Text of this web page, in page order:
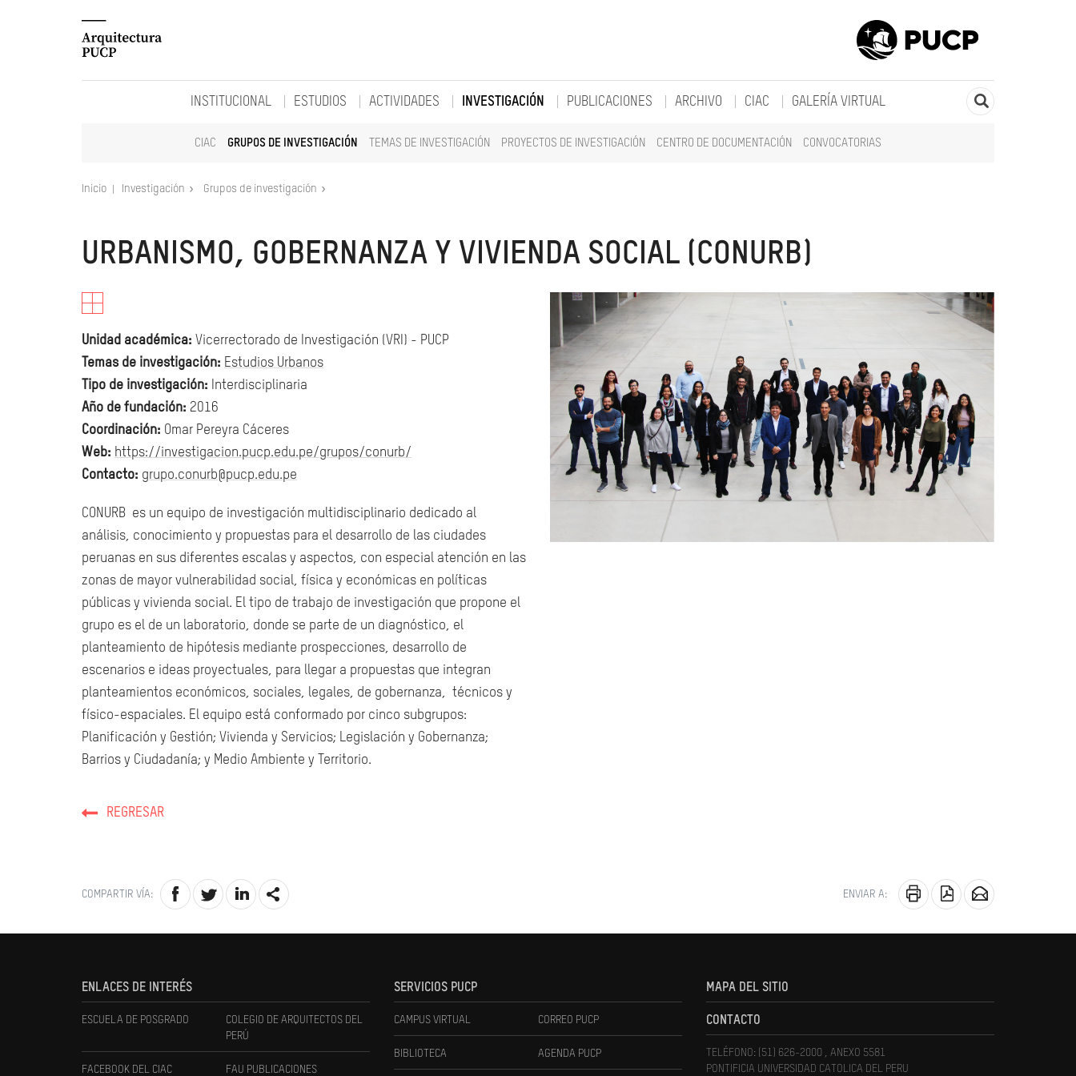
INSTITUCIONAL ESTUDIOS ACTIVIDADES INVESTIGACIÓN
CIAC GRUPOS DE INVESTIGACIÓN TEMAS DE INVESTIGACIÓN PROYECTOS DE INVESTIGACIÓN CENTRO DE DOCUMENTACIÓN CONVOCATORIAS
PUBLICACIONES ARCHIVO CIAC GALERÍA VIRTUAL
Inicio Investigación Grupos de investigación
URBANISMO, GOBERNANZA Y VIVIENDA SOCIAL (CONURB)
Unidad académica: Vicerrectorado de Investigación (VRI) - PUCP
Temas de investigación: Estudios Urbanos
Tipo de investigación: Interdisciplinaria
Año de fundación: 2016
Coordinación: Omar Pereyra Cáceres
Web: https://investigacion.pucp.edu.pe/grupos/conurb/
Contacto: grupo.conurb@pucp.edu.pe
CONURB es un equipo de investigación multidisciplinario dedicado al
análisis, conocimiento y propuestas para el desarrollo de las ciudades
peruanas en sus diferentes escalas y aspectos, con especial atención en las
zonas de mayor vulnerabilidad social, física y económicas en políticas
públicas y vivienda social. El tipo de trabajo de investigación que propone el
grupo es el de un laboratorio, donde se parte de un diagnóstico, el
planteamiento de hipótesis mediante prospecciones, desarrollo de
escenarios e ideas proyectuales, para llegar a propuestas que integran
planteamientos económicos, sociales, legales, de gobernanza, técnicos y
físico-espaciales. El equipo está conformado por cinco subgrupos:
Planificación y Gestión; Vivienda y Servicios; Legislación y Gobernanza;
Barrios y Ciudadanía; y Medio Ambiente y Territorio.
REGRESAR
COMPARTIR VÍA: ENVIAR A:
ENLACES DE INTERÉS
ESCUELA DE POSGRADO
COLEGIO DE ARQUITECTOS DEL
PERÚ
FACEBOOK DEL CIAC FAU PUBLICACIONES
SERVICIOS PUCP
CAMPUS VIRTUAL CORREO PUCP
BIBLIOTECA AGENDA PUCP
MAPA DEL SITIO
CONTACTO
TELÉFONO: (51) 626-2000 , ANEXO 5581
PONTIFICIA UNIVERSIDAD CATOLICA DEL PERU